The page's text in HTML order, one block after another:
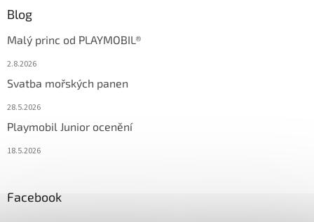
Blog
Malý princ od PLAYMOBIL®
2.8.2026
Svatba mořských panen
28.5.2026
Playmobil Junior ocenění
18.5.2026
Facebook